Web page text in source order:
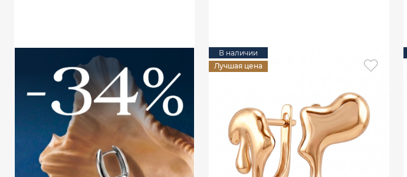
В наличии
Лучшая цена